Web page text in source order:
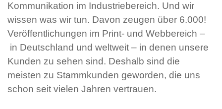
Kommunikation im Industriebereich. Und wir
wissen was wir tun. Davon zeugen über 6.000!
Veröffentlichungen im Print- und Webbereich –
in Deutschland und weltweit – in denen unsere
Kunden zu sehen sind. Deshalb sind die
meisten zu Stammkunden geworden, die uns
schon seit vielen Jahren vertrauen.